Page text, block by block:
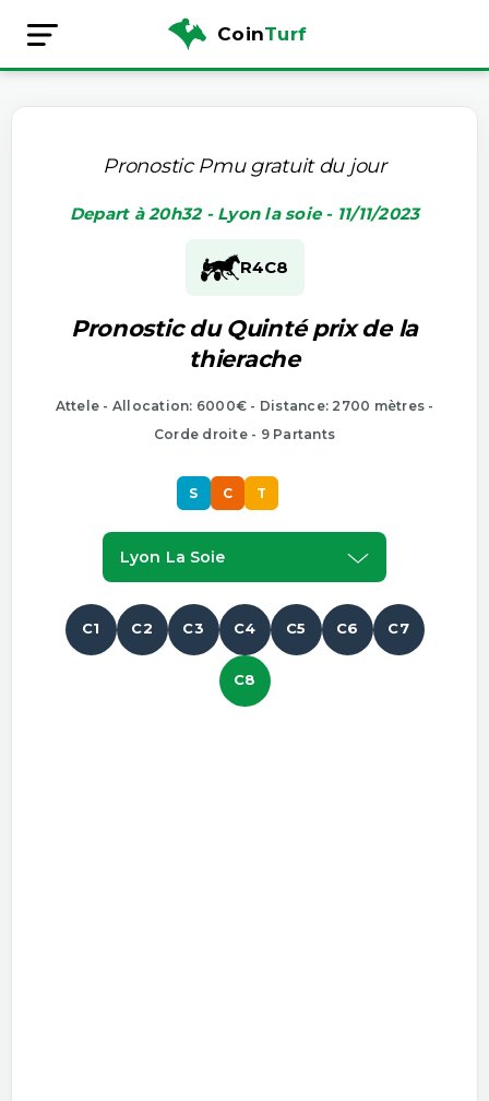
CoinTurf
Pronostic Pmu gratuit du jour
Depart à 20h32 - Lyon la soie - 11/11/2023
R4C8
Pronostic du Quinté prix de la
thierache
Attele - Allocation: 6000€ - Distance: 2700 mètres -
Corde droite - 9 Partants
S C T
Lyon La Soie
C1 C2 C3 C4 C5 C6 C7
C8